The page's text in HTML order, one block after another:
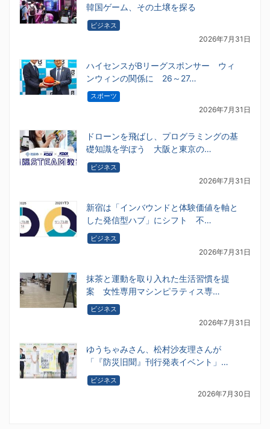
韓国ゲーム、その土壌を探る
ビジネス
2026年7月31日
ハイセンスがBリーグスポンサー ウィ
ンウィンの関係に 26～27…
スポーツ
2026年7月31日
ドローンを飛ばし、プログラミングの基
礎知識を学ぼう 大阪と東京の…
ビジネス
2026年7月31日
新宿は「インバウンドと体験価値を軸と
した発信型ハブ」にシフト 不…
ビジネス
2026年7月31日
抹茶と運動を取り入れた生活習慣を提
案 女性専用マシンピラティス専…
ビジネス
2026年7月31日
ゆうちゃみさん、松村沙友理さんが
「『防災旧聞』刊行発表イベント」…
ビジネス
2026年7月30日